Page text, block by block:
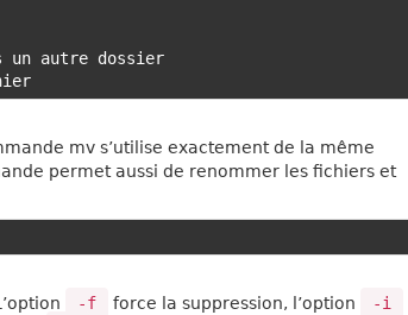
un autre dossier
mv s’utilise exactement de la même
permet aussi de renommer les fichiers et
-f force la suppression, l’option
-i